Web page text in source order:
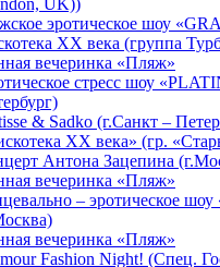
UK))
эротическое шоу
XX века (группа
вечеринка «Пляж»
стресс шоу
& Sadko (г.Санкт –
ХХ века» (гр.
Антона Зацепина
вечеринка «Пляж»
– эротическое
вечеринка «Пляж»
Fashion Night! (Спец.